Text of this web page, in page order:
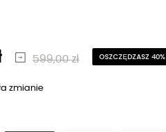
599,00 zł OSZCZĘDZASZ 40%
zmianie